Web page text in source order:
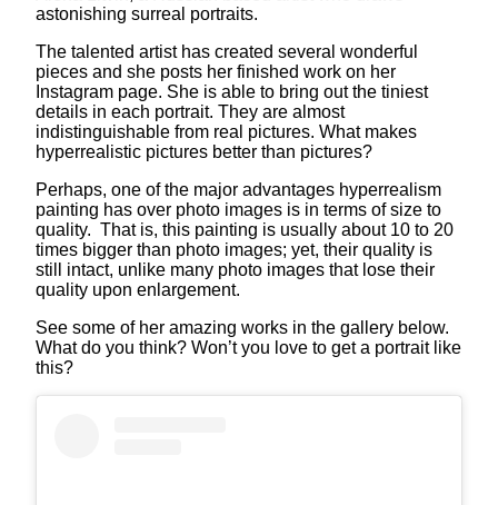
astonishing surreal portraits.
The talented artist has created several wonderful
pieces and she posts her finished work on her
Instagram page. She is able to bring out the tiniest
details in each portrait. They are almost
indistinguishable from real pictures. What makes
hyperrealistic pictures better than pictures?
Perhaps, one of the major advantages hyperrealism
painting has over photo images is in terms of size to
quality. That is, this painting is usually about 10 to 20
times bigger than photo images; yet, their quality is
still intact, unlike many photo images that lose their
quality upon enlargement.
See some of her amazing works in the gallery below.
What do you think? Won’t you love to get a portrait like
this?